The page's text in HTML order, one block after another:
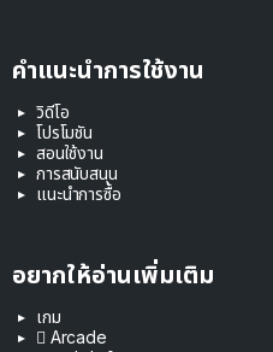
คำแนะนำการใช้งาน
วิดีโอ
โปรโมชัน
สอนใช้งาน
การสนับสนุน
แนะนำการซื้อ
อยากให้อ่านเพิ่มเติม
เกม
 Arcade